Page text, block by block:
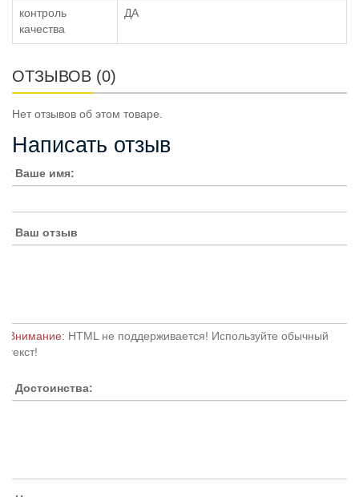
контроль
качества
ДА
ОТЗЫВОВ (0)
Нет отзывов об этом товаре.
Написать отзыв
Ваше имя:
Ваш отзыв
Внимание: HTML не поддерживается! Используйте обычный
текст!
Достоинства: